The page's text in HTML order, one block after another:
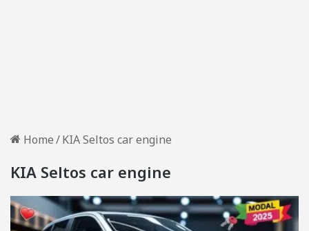
Home/KIA Seltos car engine
KIA Seltos car engine